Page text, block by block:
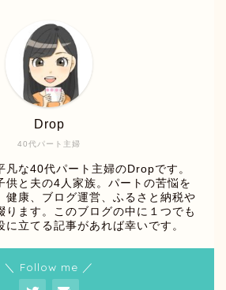
40代パート主婦
Drop
凡な40代パート主婦のDropです。
供と夫の4人家族。パートの苦悩を
健康、ブログ運営、ふるさと納税や
ります。このブログの中に１つでも
に立てる記事があれば幸いです。
＼ Follow me ／